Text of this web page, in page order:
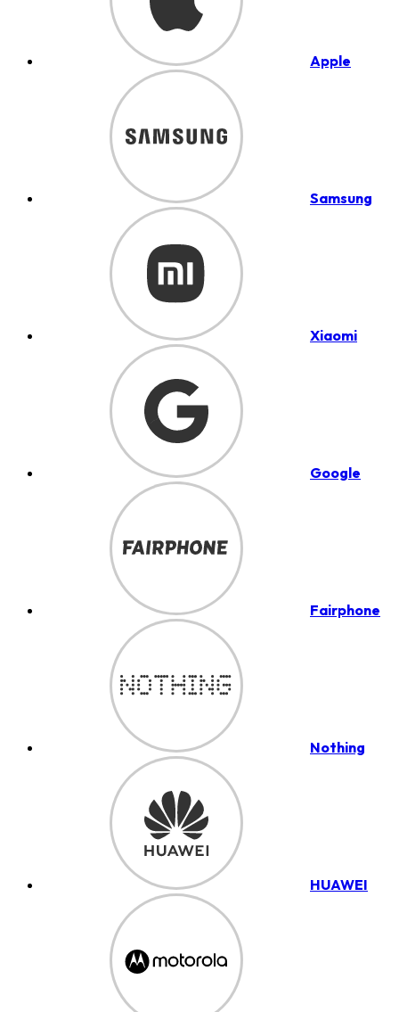
Apple
Samsung
Xiaomi
Google
Fairphone
Nothing
HUAWEI